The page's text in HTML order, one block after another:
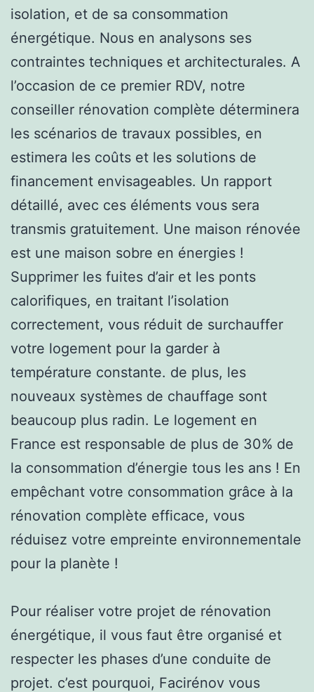
isolation, et de sa consommation
énergétique. Nous en analysons ses
contraintes techniques et architecturales. A
l’occasion de ce premier RDV, notre
conseiller rénovation complète déterminera
les scénarios de travaux possibles, en
estimera les coûts et les solutions de
financement envisageables. Un rapport
détaillé, avec ces éléments vous sera
transmis gratuitement. Une maison rénovée
est une maison sobre en énergies !
Supprimer les fuites d’air et les ponts
calorifiques, en traitant l’isolation
correctement, vous réduit de surchauffer
votre logement pour la garder à
température constante. de plus, les
nouveaux systèmes de chauffage sont
beaucoup plus radin. Le logement en
France est responsable de plus de 30% de
la consommation d’énergie tous les ans ! En
empêchant votre consommation grâce à la
rénovation complète efficace, vous
réduisez votre empreinte environnementale
pour la planète !
Pour réaliser votre projet de rénovation
énergétique, il vous faut être organisé et
respecter les phases d’une conduite de
projet. c’est pourquoi, Facirénov vous